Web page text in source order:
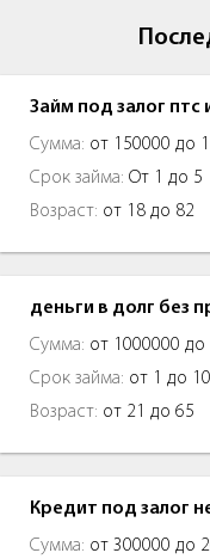
Займ под залог птс
Сумма: от 150000 до
Срок займа: От 1 до 5
Возраст: от 18 до 82
деньги в долг без
Сумма: от 1000000 до
Срок займа: от 1 до
Возраст: от 21 до 65
Кредит под залог
Сумма: от 300000 до